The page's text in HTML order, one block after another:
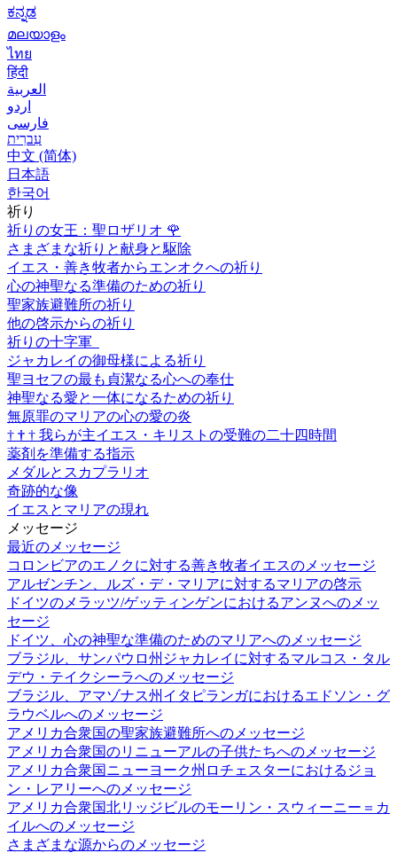
ಕನ್ನಡ
മലയാളം
ไทย
हिंदी
العربية
اردو
فارسی
עִברִית
中文 (简体)
日本語
한국어
祈り
祈りの女王：聖ロザリオ 🌹
さまざまな祈りと献身と駆除
イエス・善き牧者からエンオクへの祈り
心の神聖なる準備のための祈り
聖家族避難所の祈り
他の啓示からの祈り
祈りの十字軍
ジャカレイの御母様による祈り
聖ヨセフの最も貞潔なる心への奉仕
神聖なる愛と一体になるための祈り
無原罪のマリアの心の愛の炎
† † † 我らが主イエス・キリストの受難の二十四時間
薬剤を準備する指示
メダルとスカプラリオ
奇跡的な像
イエスとマリアの現れ
メッセージ
最近のメッセージ
コロンビアのエノクに対する善き牧者イエスのメッセージ
アルゼンチン、ルズ・デ・マリアに対するマリアの啓示
ドイツのメラッツ/ゲッティンゲンにおけるアンヌへのメッ
セージ
ドイツ、心の神聖な準備のためのマリアへのメッセージ
ブラジル、サンパウロ州ジャカレイに対するマルコス・タル
デウ・テイクシーラへのメッセージ
ブラジル、アマゾナス州イタピランガにおけるエドソン・グ
ラウベルへのメッセージ
アメリカ合衆国の聖家族避難所へのメッセージ
アメリカ合衆国のリニューアルの子供たちへのメッセージ
アメリカ合衆国ニューヨーク州ロチェスターにおけるジョ
ン・レアリーへのメッセージ
アメリカ合衆国北リッジビルのモーリン・スウィーニー＝カ
イルへのメッセージ
さまざまな源からのメッセージ